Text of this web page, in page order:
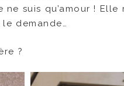
suis qu’amour !
demande…
?